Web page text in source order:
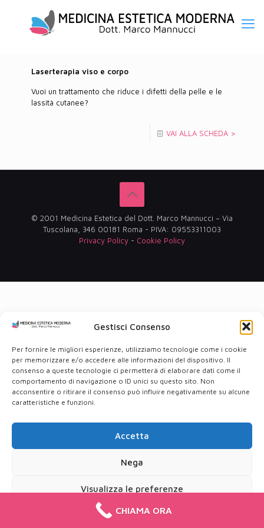
Gestisci Consenso
Per fornire le migliori esperienze, utilizziamo tecnologie come i cookie
per memorizzare e/o accedere alle informazioni del dispositivo. Il
consenso a queste tecnologie ci permetterà di elaborare dati come il
comportamento di navigazione o ID unici su questo sito. Non
acconsentire o ritirare il consenso può influire negativamente su alcune
caratteristiche e funzioni.
Accetta
Nega
Visualizza le preferenze
Cookie PolicyPrivacy Policy
Laserterapia viso e corpo
Vuoi un trattamento che riduce i difetti della pelle e le
lassità cutanee?
VAI ALLA SCHEDA >
© 2001 Medicina Estetica del Dott. Marco Mannucci – Via
Tuscolana, 346 00181 Roma - PIVA: 09553311003
Privacy Policy - Cookie Policy
CHIAMA ORA